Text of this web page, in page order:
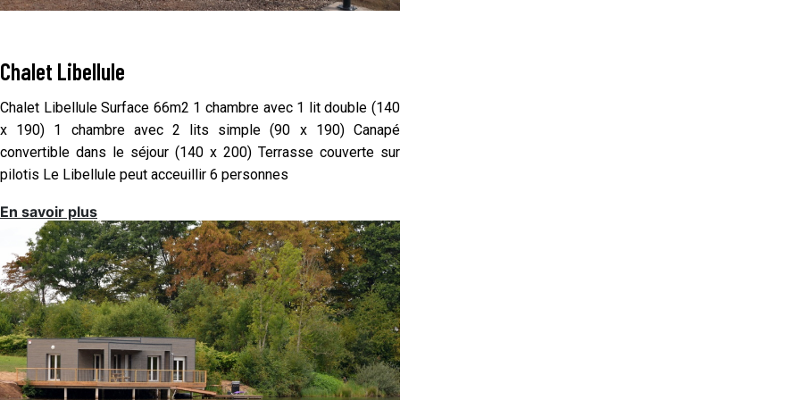
Chalet Libellule
Chalet Libellule Surface 66m2 1 chambre avec 1 lit double (140
x 190) 1 chambre avec 2 lits simple (90 x 190) Canapé
convertible dans le séjour (140 x 200) Terrasse couverte sur
pilotis Le Libellule peut acceuillir 6 personnes
En savoir plus